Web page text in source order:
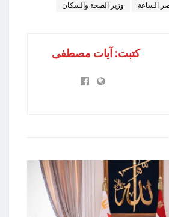
الساعة وزير الصحة والسكان
كتبت: آيات مصطفى